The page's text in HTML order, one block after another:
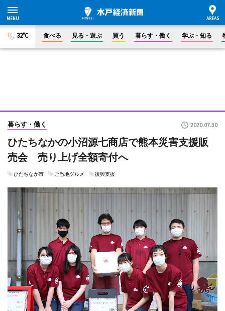
32°C 食べる 見る・遊ぶ 買う 暮らす・働く 学ぶ・知る
暮らす・働く 2020.07.30
ひたちなかの小沼源七商店で熊本災害支援販
売会 売り上げ全額寄付へ
ひたちなか市 ご当地グルメ 復興支援